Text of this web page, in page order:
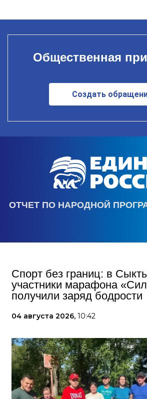
Общественная
Создать
ОТЧЕТ ПО НАРОДНОЙ
Спорт без границ: в
участники марафона
получили заряд бодрости
04 августа 2026, 10:42